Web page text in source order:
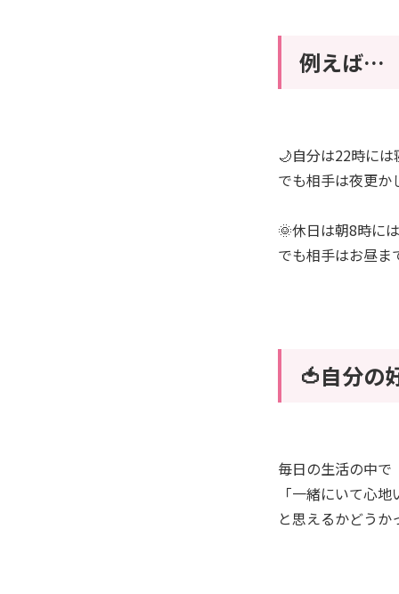
例えば…
🌙自分は22時に
でも相手は夜更か
🌞休日は朝8時に
でも相手はお昼ま
🍅自分の
毎日の生活の中で
「一緒にいて心
と思えるかどうか